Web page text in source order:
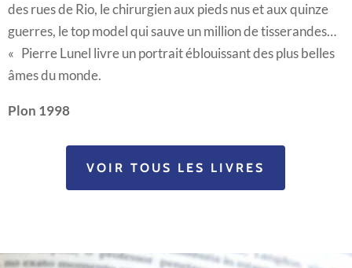
des rues de Rio, le chirurgien aux pieds nus et aux quinze
guerres, le top model qui sauve un million de tisserandes…
« Pierre Lunel livre un portrait éblouissant des plus belles
âmes du monde.
Plon 1998
VOIR TOUS LES LIVRES